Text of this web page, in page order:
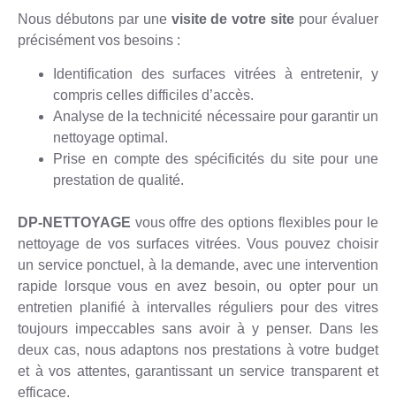
Nous débutons par une visite de votre site pour évaluer
précisément vos besoins :
Identification des surfaces vitrées à entretenir, y
compris celles difficiles d’accès.
Analyse de la technicité nécessaire pour garantir un
nettoyage optimal.
Prise en compte des spécificités du site pour une
prestation de qualité.
DP-NETTOYAGE vous offre des options flexibles pour le
nettoyage de vos surfaces vitrées. Vous pouvez choisir
un service ponctuel, à la demande, avec une intervention
rapide lorsque vous en avez besoin, ou opter pour un
entretien planifié à intervalles réguliers pour des vitres
toujours impeccables sans avoir à y penser. Dans les
deux cas, nous adaptons nos prestations à votre budget
et à vos attentes, garantissant un service transparent et
efficace.